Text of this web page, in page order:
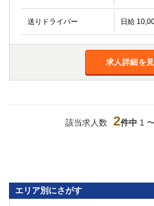
送りドライバー 日給
求人詳細を
該当求人数 2件中 1
エリア別にさがす
宇都宮
小山
東武宇都宮（宇都宮西口）
土浦 ひたち